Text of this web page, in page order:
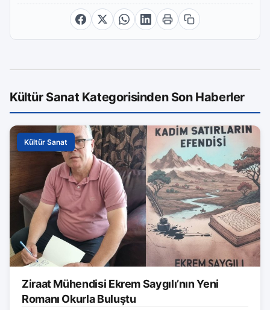
Kültür Sanat Kategorisinden Son Haberler
Kültür Sanat
Ziraat Mühendisi Ekrem Saygılı’nın Yeni
Romanı Okurla Buluştu